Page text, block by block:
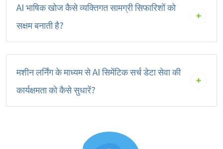
AI भाषिक खोज कैसे व्यक्तिगत सामग्री सिफारिशों को
सक्षम बनाती है?
मशीन लर्निंग के माध्यम से AI सिमेंटिक सर्च डेटा सेवा की
कार्यक्षमता को कैसे सुधारें?